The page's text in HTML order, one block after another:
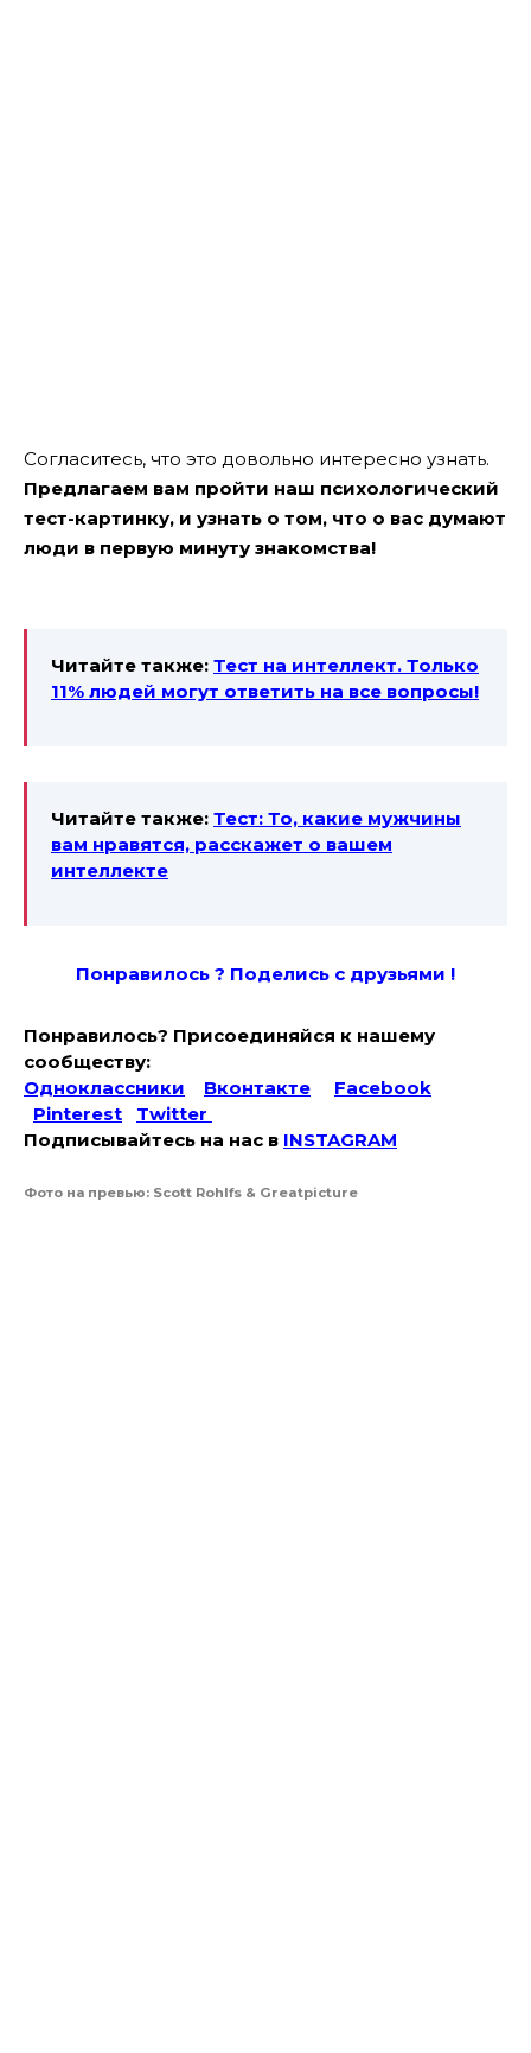
Согласитесь, что это довольно интересно узнать.
Предлагаем вам пройти наш психологический
тест-картинку, и узнать о том, что о вас думают
люди в первую минуту знакомства!
Читайте также: Тест на интеллект. Только
11% людей могут ответить на все вопросы!
Читайте также: Тест: То, какие мужчины
вам нравятся, расскажет о вашем
интеллекте
Понравилось ? Поделись с друзьями !
Понравилось? Присоединяйся к нашему
сообществу:
Одноклассники
Вконтакте
Facebook
Pinterest
Twitter
Подписывайтесь на наc в INSTAGRAM
Фото на превью: Scott Rohlfs & Greatpicture